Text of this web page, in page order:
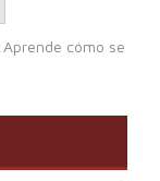
Aprende cómo se